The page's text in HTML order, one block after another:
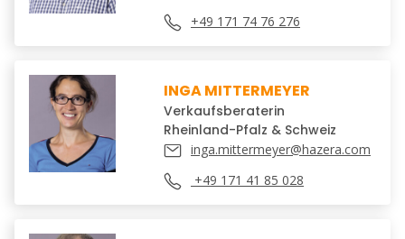
+49 171 74 76 276
INGA MITTERMEYER
Verkaufsberaterin
Rheinland-Pfalz & Schweiz
inga.mittermeyer@hazera.com
+49 171 41 85 028